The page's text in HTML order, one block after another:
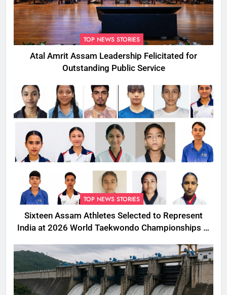
TOP NEWS STORIES
Atal Amrit Assam Leadership Felicitated for
Outstanding Public Service
TOP NEWS STORIES
Sixteen Assam Athletes Selected to Represent
India at 2026 World Taekwondo Championships in